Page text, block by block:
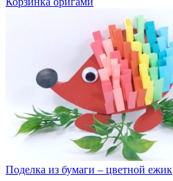
Поделка из бумаги – цветной ежик